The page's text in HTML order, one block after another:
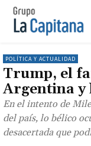
POLÍTICA Y ACTUALIDAD
Trump, el
Argentina y
En el intento de
del país, lo bélico
desacertada que